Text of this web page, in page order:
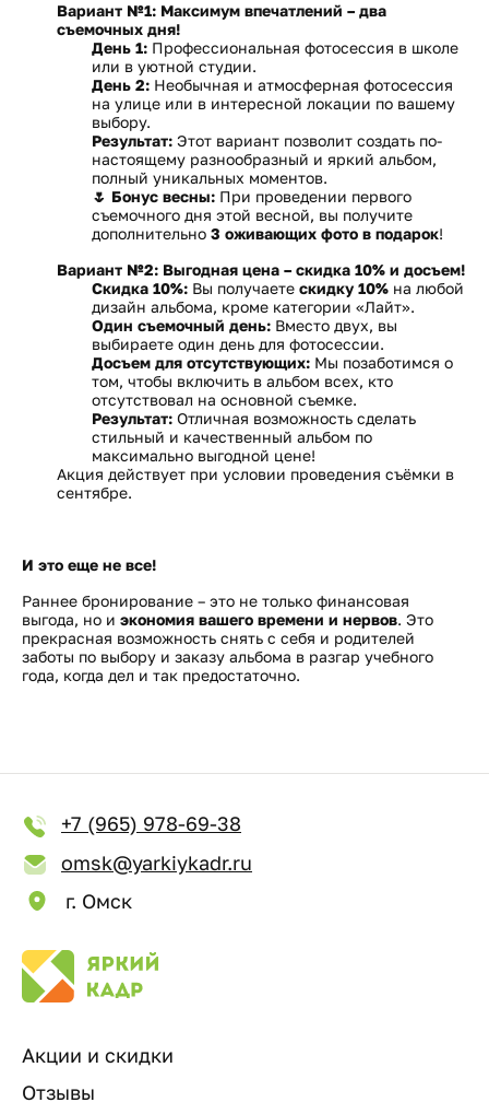
Вариант №1: Максимум впечатлений – два
съемочных дня!
День 1: Профессиональная фотосессия в школе
или в уютной студии.
День 2: Необычная и атмосферная фотосессия
на улице или в интересной локации по вашему
выбору.
Результат: Этот вариант позволит создать по-
настоящему разнообразный и яркий альбом,
полный уникальных моментов.
🌷 Бонус весны: При проведении первого
съемочного дня этой весной, вы получите
дополнительно 3 оживающих фото в подарок!
Вариант №2: Выгодная цена – скидка 10% и досъем!
Скидка 10%: Вы получаете скидку 10% на любой
дизайн альбома, кроме категории «Лайт».
Один съемочный день: Вместо двух, вы
выбираете один день для фотосессии.
Досъем для отсутствующих: Мы позаботимся о
том, чтобы включить в альбом всех, кто
отсутствовал на основной съемке.
Результат: Отличная возможность сделать
стильный и качественный альбом по
максимально выгодной цене!
Акция действует при условии проведения съёмки в
сентябре.
И это еще не все!
Раннее бронирование – это не только финансовая
выгода, но и экономия вашего времени и нервов. Это
прекрасная возможность снять с себя и родителей
заботы по выбору и заказу альбома в разгар учебного
года, когда дел и так предостаточно.
+7 (965) 978-69-38
omsk@yarkiykadr.ru
г. Омск
Акции и скидки
Отзывы